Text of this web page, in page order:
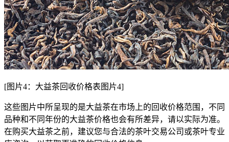
[图片4：大益茶回收价格表图片4]
这些图片中所呈现的是大益茶在市场上的回收价格范围，不同
品种和不同年份的大益茶价格也会有所差异，请以实际为准。
在购买大益茶之前，建议您与合法的茶叶交易公司或茶叶专业